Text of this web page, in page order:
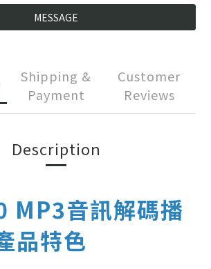
MESSAGE
Shipping &
Payment
Customer
Reviews
Description
MP3音訊解碼播
品特色